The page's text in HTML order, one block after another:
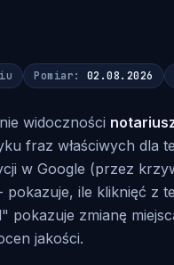
Pomiar: 02.08.2026
widoczności
fraz właściwych dla
w Google (przez
ile kliknięć z
pokazuje zmianę
jakości.